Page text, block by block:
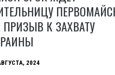
ПРИЗЫВ К ЗАХВАТУ
2024